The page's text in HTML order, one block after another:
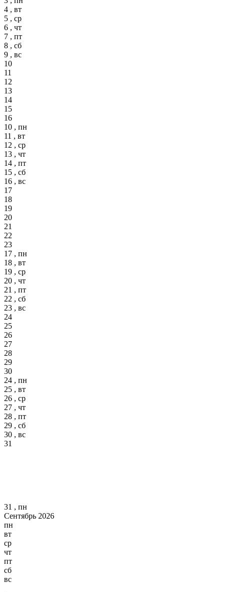
4 , вт
5 , ср
6 , чт
7 , пт
8 , сб
9 , вс
10
11
12
13
14
15
16
10 , пн
11 , вт
12 , ср
13 , чт
14 , пт
15 , сб
16 , вс
17
18
19
20
21
22
23
17 , пн
18 , вт
19 , ср
20 , чт
21 , пт
22 , сб
23 , вс
24
25
26
27
28
29
30
24 , пн
25 , вт
26 , ср
27 , чт
28 , пт
29 , сб
30 , вс
31
31 , пн
Сентябрь 2026
пн
вт
ср
чт
пт
сб
вс